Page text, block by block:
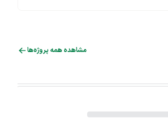
مشاهده همه پروژه‌ها